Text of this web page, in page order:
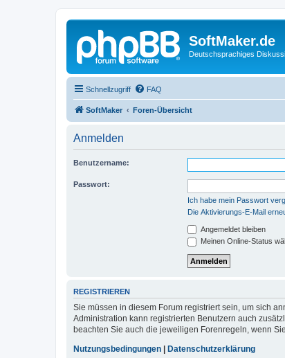
SoftMaker.de
Deutschsprachiges
Schnellzugriff FAQ
SoftMaker Foren-Übersicht
Anmelden
Benutzername:
Passwort:
Ich habe mein Passwort
Die Aktivierungs-E-Mail
Angemeldet bleiben
Meinen Online-Status
REGISTRIEREN
Sie müssen in diesem Forum registriert sein, um sich
Administration kann registrierten Benutzern auch
beachten Sie auch die jeweiligen Forenregeln, wenn
Nutzungsbedingungen
Datenschutzerklärung